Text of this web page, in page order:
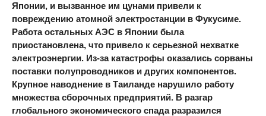
Японии, и вызванное им цунами привели к
повреждению атомной электростанции в Фукусиме.
Работа остальных АЭС в Японии была
приостановлена, что привело к серьезной нехватке
электроэнергии. Из-за катастрофы оказались сорваны
поставки полупроводников и других компонентов.
Крупное наводнение в Таиланде нарушило работу
множества сборочных предприятий. В разгар
глобального экономического спада разразился